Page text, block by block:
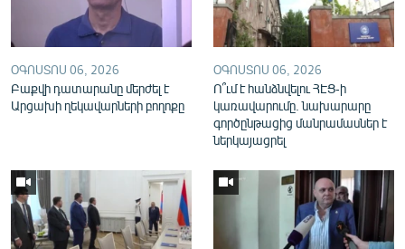
ՕԳՈՍՏՈՍ 06, 2026
Բաքվի դատարանը մերժել է
Արցախի ղեկավարների բողոքը
ՕԳՈՍՏՈՍ 06, 2026
Ո՞ւմ է հանձնվելու ՀԷՑ-ի
կառավարումը. նախարարը
գործընթացից մանրամասներ է
ներկայացրել